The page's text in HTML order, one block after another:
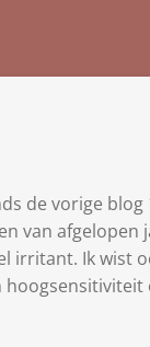
de vorige
van
Ik wist